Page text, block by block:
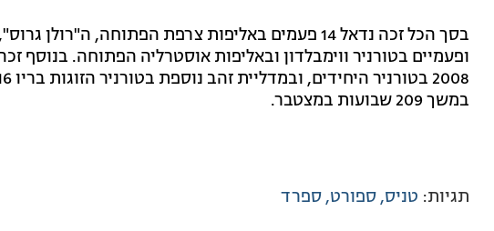
ופעמיים בטורניר ווימבלדון ובאליפות אוסטרליה הפתוחה. בנוסף
במשך 209 שבועות במצטבר.
תגיות: טניס ספורט ספרד